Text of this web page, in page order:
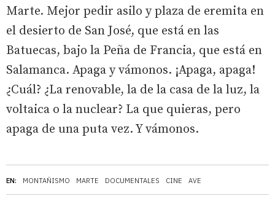
EN: MONTAÑISMO MARTE DOCUMENTALES CINE AVE
Marte. Mejor pedir asilo y plaza de eremita en
el desierto de San José, que está en las
Batuecas, bajo la Peña de Francia, que está en
Salamanca. Apaga y vámonos. ¡Apaga, apaga!
¿Cuál? ¿La renovable, la de la casa de la luz, la
voltaica o la nuclear? La que quieras, pero
apaga de una puta vez. Y vámonos.